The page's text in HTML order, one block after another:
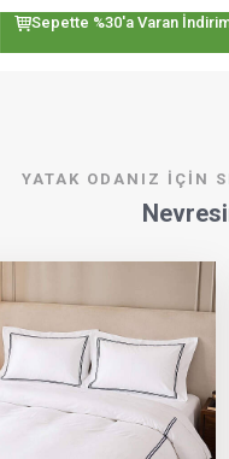
Sepette %30'a Varan
YATAK ODANIZ İÇIN